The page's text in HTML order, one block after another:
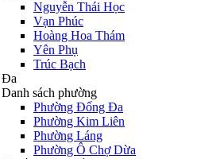
Nguyễn Thái Học
Vạn Phúc
Hoàng Hoa Thám
Yên Phụ
Trúc Bạch
Danh sách phường
Phường Đống Đa
Phường Kim Liên
Phường Láng
Phường Ô Chợ Dừa